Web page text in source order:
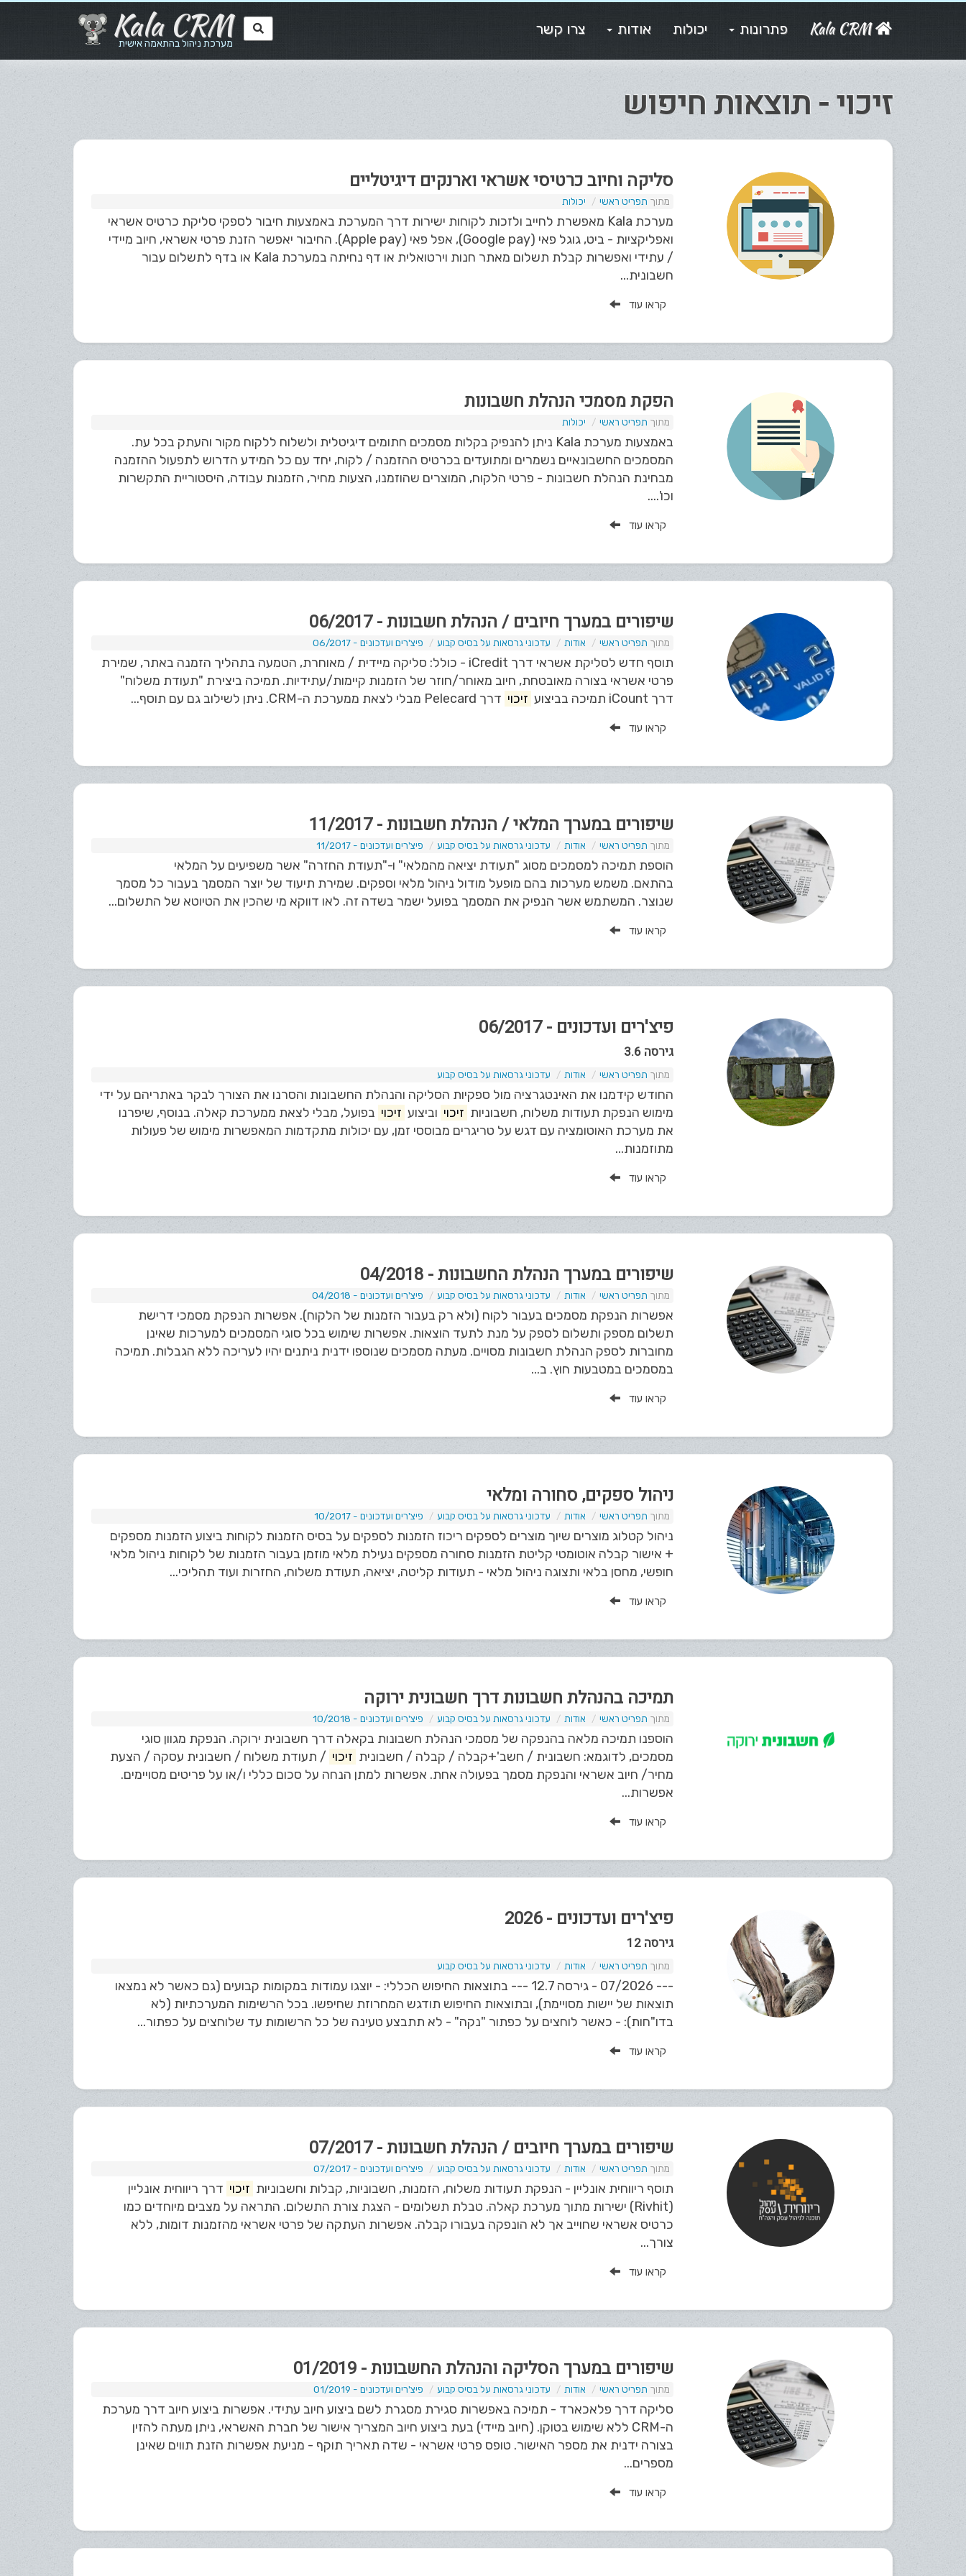
Kala CRM
מערכת ניהול בהתאמה אישית
Kala CRM פתרונות יכולות אודות צרו קשר
זיכוי - תוצאות חיפוש
סליקה וחיוב כרטיסי אשראי וארנקים דיגיטליים
תפריט ראשי יכולות
מערכת Kala מאפשרת לחייב ולזכות לקוחות ישירות דרך המערכת באמצעות חיבור לספקי סליקת כרטיס אשראי
ואפליקציות - ביט, גוגל פאי (Google pay), אפל פאי (Apple pay). החיבור יאפשר הזנת פרטי אשראי, חיוב מיידי
/ עתידי ואפשרות קבלת תשלום מאתר חנות וירטואלית או דף נחיתה במערכת Kala או בדף לתשלום עבור
חשבונית...
קראו עוד
הפקת מסמכי הנהלת חשבונות
תפריט ראשי יכולות
באמצעות מערכת Kala ניתן להנפיק בקלות מסמכים חתומים דיגיטלית ולשלוח ללקוח מקור והעתק בכל עת.
המסמכים החשבונאיים נשמרים ומתועדים בכרטיס ההזמנה / לקוח, יחד עם כל המידע הדרוש לתפעול ההזמנה
מבחינת הנהלת חשבונות - פרטי הלקוח, המוצרים שהוזמנו, הצעות מחיר, הזמנות עבודה, היסטוריית התקשרות
וכו'....
קראו עוד
שיפורים במערך חיובים / הנהלת חשבונות - 06/2017
תפריט ראשי אודות עדכוני גרסאות על בסיס קבוע פיצ'רים ועדכונים - 06/2017
תוסף חדש לסליקת אשראי דרך iCredit - כולל: סליקה מיידית / מאוחרת, הטמעה בתהליך הזמנה באתר, שמירת
פרטי אשראי בצורה מאובטחת, חיוב מאוחר/חוזר של הזמנות קיימות/עתידיות. תמיכה ביצירת "תעודת משלוח"
דרך iCount תמיכה בביצוע
זיכוי דרך Pelecard מבלי לצאת ממערכת ה-CRM. ניתן לשילוב גם עם תוסף...
קראו עוד
שיפורים במערך המלאי / הנהלת חשבונות - 11/2017
תפריט ראשי אודות עדכוני גרסאות על בסיס קבוע פיצ'רים ועדכונים - 11/2017
הוספת תמיכה למסמכים מסוג "תעודת יציאה מהמלאי" ו-"תעודת החזרה" אשר משפיעים על המלאי
בהתאם. משמש מערכות בהם מופעל מודול ניהול מלאי וספקים. שמירת תיעוד של יוצר המסמך בעבור כל מסמך
שנוצר. המשתמש אשר הנפיק את המסמך בפועל ישמר בשדה זה. לאו דווקא מי שהכין את הטיוטא של התשלום...
קראו עוד
פיצ'רים ועדכונים - 06/2017
גירסה 3.6
תפריט ראשי אודות עדכוני גרסאות על בסיס קבוע
החודש קידמנו את האינטגרציה מול ספקיות הסליקה והנהלת החשבונות והסרנו את הצורך לבקר באתריהם על ידי
מימוש הנפקת תעודות משלוח, חשבוניות זיכוי וביצוע זיכוי בפועל, מבלי לצאת ממערכת קאלה. בנוסף, שיפרנו
את מערכת האוטומציה עם דגש על טריגרים מבוססי זמן, עם יכולות מתקדמות המאפשרות מימוש של פעולות
מתוזמנות...
קראו עוד
שיפורים במערך הנהלת החשבונות - 04/2018
תפריט ראשי אודות עדכוני גרסאות על בסיס קבוע פיצ'רים ועדכונים - 04/2018
אפשרות הנפקת מסמכים בעבור לקוח (ולא רק בעבור הזמנות של הלקוח). אפשרות הנפקת מסמכי דרישת
תשלום מספק ותשלום לספק על מנת לתעד הוצאות. אפשרות שימוש בכל סוגי המסמכים למערכות שאינן
מחוברות לספק הנהלת חשבונות מסויים. מעתה מסמכים שנוספו ידנית ניתנים יהיו לעריכה ללא הגבלות. תמיכה
במסמכים במטבעות חוץ. ב...
קראו עוד
ניהול ספקים, סחורה ומלאי
תפריט ראשי אודות עדכוני גרסאות על בסיס קבוע פיצ'רים ועדכונים - 10/2017
ניהול קטלוג מוצרים שיוך מוצרים לספקים ריכוז הזמנות לספקים על בסיס הזמנות לקוחות ביצוע הזמנות מספקים
+ אישור קבלה אוטומטי קליטת הזמנות סחורה מספקים נעילת מלאי מוזמן בעבור הזמנות של לקוחות ניהול מלאי
חופשי, מחסן בלאי ותצוגה ניהול מלאי - תעודות קליטה, יציאה, תעודת משלוח, החזרות ועוד תהליכי...
קראו עוד
תמיכה בהנהלת חשבונות דרך חשבונית ירוקה
תפריט ראשי אודות עדכוני גרסאות על בסיס קבוע פיצ'רים ועדכונים - 10/2018
הוספנו תמיכה מלאה בהנפקה של מסמכי הנהלת חשבונות בקאלה דרך חשבונית ירוקה. הנפקת מגוון סוגי
מסמכים, לדוגמא: חשבונית / חשב'+קבלה / קבלה / חשבונית זיכוי / תעודת משלוח / חשבונית עסקה / הצעת
מחיר/ חיוב אשראי והנפקת מסמך בפעולה אחת. אפשרות למתן הנחה על סכום כללי ו/או על פריטים מסויימים.
אפשרות...
קראו עוד
פיצ'רים ועדכונים - 2026
גירסה 12
תפריט ראשי אודות עדכוני גרסאות על בסיס קבוע
--- 07/2026 - גירסה 12.7 --- בתוצאות החיפוש הכללי: - יוצגו עמודות במקומות קבועים (גם כאשר לא נמצאו
תוצאות של יישות מסויימת), ובתוצאות החיפוש תודגש המחרוזת שחיפשו. בכל הרשימות המערכתיות (לא
בדו"חות): - כאשר לוחצים על כפתור "נקה" - לא תתבצע טעינה של כל הרשומות עד שלוחצים על כפתור...
קראו עוד
שיפורים במערך חיובים / הנהלת חשבונות - 07/2017
תפריט ראשי אודות עדכוני גרסאות על בסיס קבוע פיצ'רים ועדכונים - 07/2017
תוסף ריווחית אונליין - הנפקת תעודות משלוח, הזמנות, חשבוניות, קבלות וחשבוניות זיכוי דרך ריווחית אונליין
(Rivhit) ישירות מתוך מערכת קאלה. טבלת תשלומים - הצגת צורת התשלום. התראה על מצבים מיוחדים כמו
כרטיס אשראי שחוייב אך לא הונפקה בעבורו קבלה. אפשרות העתקה של פרטי אשראי מהזמנות דומות, ללא
צורך...
קראו עוד
שיפורים במערך הסליקה והנהלת החשבונות - 01/2019
תפריט ראשי אודות עדכוני גרסאות על בסיס קבוע פיצ'רים ועדכונים - 01/2019
סליקה דרך פלאכארד - תמיכה באפשרות סגירת מסגרת לשם ביצוע חיוב עתידי. אפשרות ביצוע חיוב דרך מערכת
ה-CRM ללא שימוש בטוקן. (חיוב מיידי) בעת ביצוע חיוב המצריך אישור של חברת האשראי, ניתן מעתה להזין
בצורה ידנית את מספר האישור. טופס פרטי אשראי - שדה תאריך תוקף - מניעת אפשרות הזנת תווים שאינן
מספרים...
קראו עוד